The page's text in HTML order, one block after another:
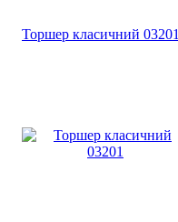
Торшер класичний 03201